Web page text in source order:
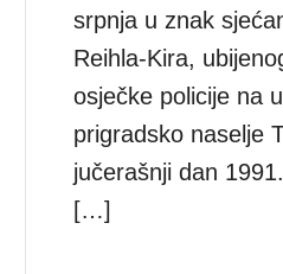
srpnja u znak
Reihla-Kira,
osječke policije na
prigradsko naselje
jučerašnji dan
[…]